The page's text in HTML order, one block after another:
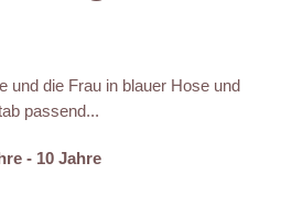
und die Frau in blauer Hose und
passend...
- 10 Jahre